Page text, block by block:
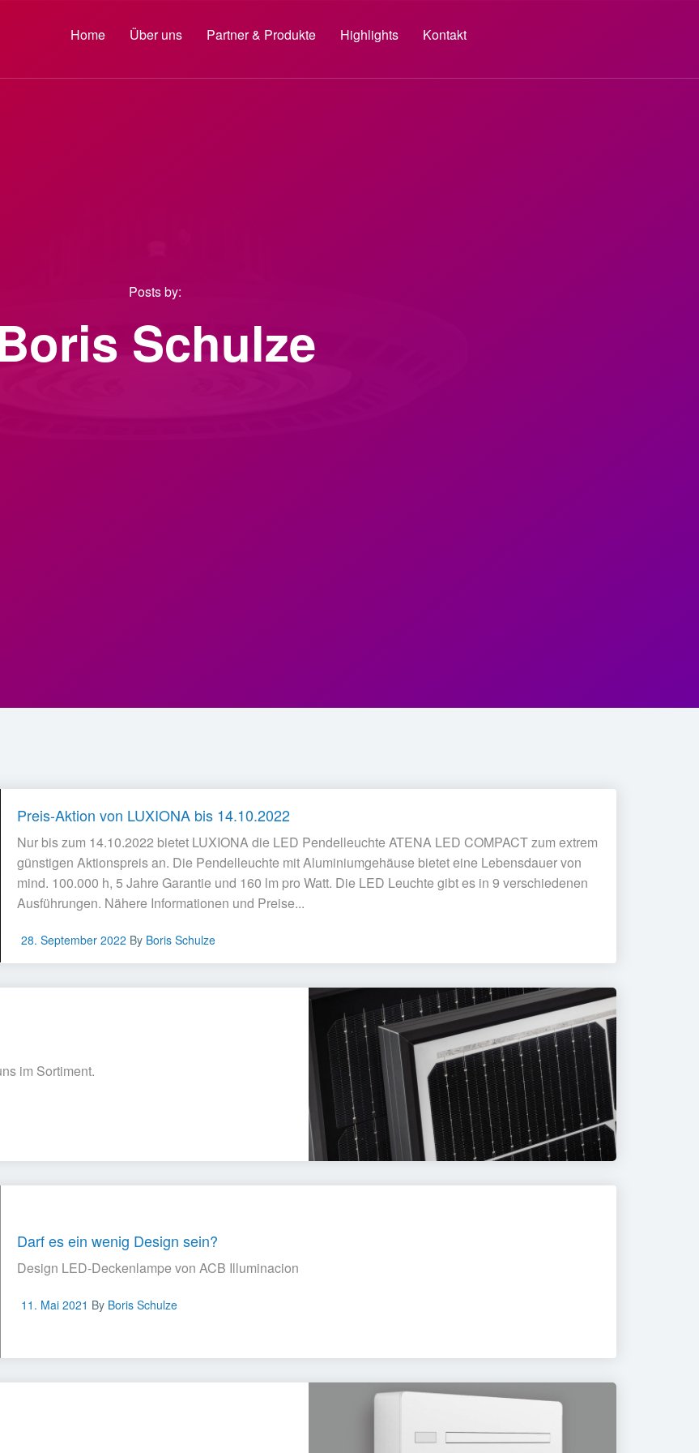
Home Über uns Partner & Produkte Highlights Kontakt
Posts by:
Schulze
Preis-Aktion von LUXIONA bis 14.10.2022
Nur bis zum 14.10.2022 bietet LUXIONA die LED Pendelleuchte ATENA LED COMPACT zum extrem
günstigen Aktionspreis an. Die Pendelleuchte mit Aluminiumgehäuse bietet eine Lebensdauer von
mind. 100.000 h, 5 Jahre Garantie und 160 lm pro Watt. Die LED Leuchte gibt es in 9 verschiedenen
Ausführungen. Nähere Informationen und Preise...
28. September 2022 By Boris Schulze
im Sortiment.
Darf es ein wenig Design sein?
Design LED-Deckenlampe von ACB Illuminacion
11. Mai 2021 By Boris Schulze